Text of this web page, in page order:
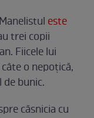
este
trei copii
Fiicele lui
o nepoțică,
bunic.
căsnicia cu